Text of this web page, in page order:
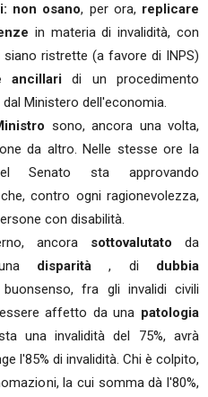
non osano, per ora, replicare
in materia di invalidità, con
ristrette (a favore di INPS)
ancillari di un procedimento
Ministero dell'economia.
sono, ancora una volta,
da altro. Nelle stesse ore la
Senato sta approvando
che, contro ogni ragionevolezza,
con disabilità.
ancora sottovalutato da
disparità , di dubbia
fra gli invalidi civili
affetto da una patologia
una invalidità del 75%, avrà
l'85% di invalidità. Chi è colpito,
la cui somma dà l'80%,